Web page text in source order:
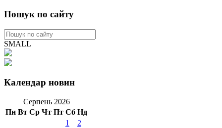
Пошук по сайту
SMALL
Календар новин
Серпень 2026
Пн Вт Ср Чт Пт Сб Нд
1
2